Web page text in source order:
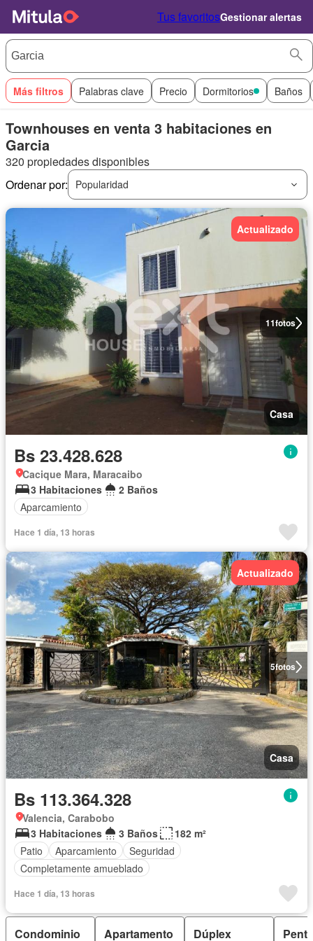
Tus favoritosGestionar alertas
Más filtros Palabras clave Precio Dormitorios Baños
Townhouses en venta 3 habitaciones en
Garcia
320 propiedades disponibles
Ordenar por:
Popularidad
11fotos
Actualizado
Casa
Bs 23.428.628
Cacique Mara, Maracaibo
3 Habitaciones
2 Baños
Aparcamiento
Hace 1 día, 13 horas
5fotos
Actualizado
Casa
Bs 113.364.328
Valencia, Carabobo
3 Habitaciones
3 Baños
182 m²
Patio
Aparcamiento
Seguridad
Completamente amueblado
Hace 1 día, 13 horas
Condominio Apartamento Dúplex